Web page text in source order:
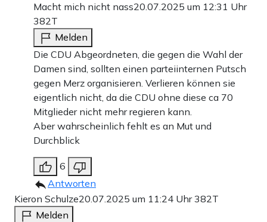
Macht mich nicht nass20.07.2025 um 12:31 Uhr
382T
Melden
Die CDU Abgeordneten, die gegen die Wahl der
Damen sind, sollten einen parteiinternen Putsch
gegen Merz organisieren. Verlieren können sie
eigentlich nicht, da die CDU ohne diese ca 70
Mitglieder nicht mehr regieren kann.
Aber wahrscheinlich fehlt es an Mut und
Durchblick
6
Antworten
Kieron Schulze20.07.2025 um 11:24 Uhr382T
Melden